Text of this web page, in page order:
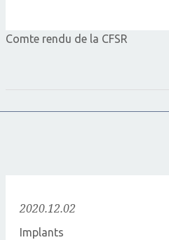
Comte rendu de la CFSR
2020.12.02
Implants